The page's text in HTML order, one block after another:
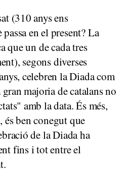
(310 anys ens
en el present? La
que un de cada tres
segons diverses
celebren la Diada com
majoria de catalans no
amb la data. És més,
ben conegut que
de la Diada ha
fins i tot entre el